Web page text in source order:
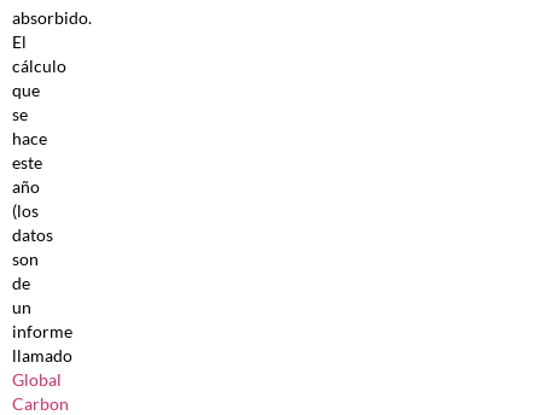
absorbido.
El
cálculo
que
se
hace
este
año
(los
datos
son
de
un
informe
llamado
Global
Carbon